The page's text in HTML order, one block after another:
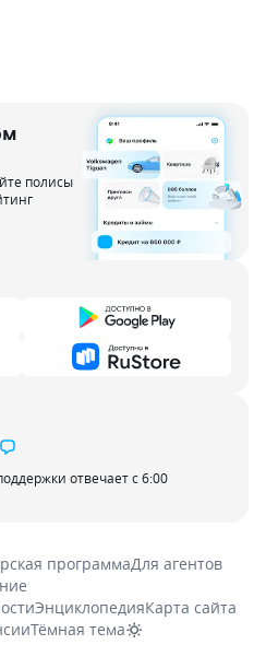
полисы
отвечает с 6:00
программаДля агентов
ЭнциклопедияКарта сайта
Тёмная тема